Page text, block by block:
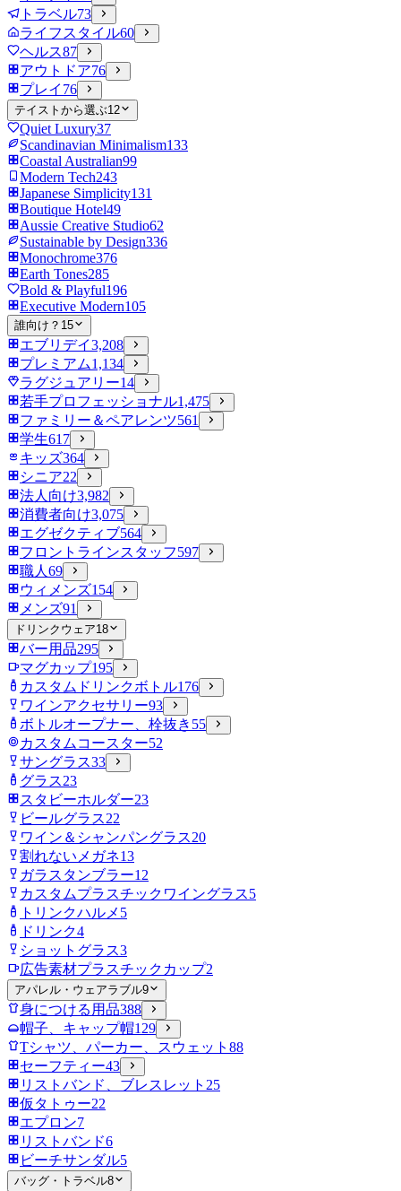
トラベル73
ライフスタイル60
ヘルス87
アウトドア76
プレイ 76
テイストから選ぶ12
Quiet Luxury37
Scandinavian Minimalism133
Coastal Australian99
Modern Tech243
Japanese Simplicity131
Boutique Hotel49
Aussie Creative Studio62
Sustainable by Design336
Monochrome376
Earth Tones285
Bold & Playful196
Executive Modern105
誰向け？ 15
エブリデイ3,208
プレミアム1,134
ラグジュアリー14
若手プロフェッショナル1,475
ファミリー＆ペアレンツ561
学生617
キッズ364
シニア22
法人向け3,982
消費者向け3,075
エグゼクティブ564
フロントラインスタッフ597
職人 69
ウィメンズ154
メンズ91
ドリンクウェア18
バー用品295
マグカップ195
カスタムドリンクボトル176
ワインアクセサリー93
ボトルオープナー、栓抜き 55
カスタムコースター52
サングラス33
グラス23
スタビーホルダー23
ビールグラス22
ワイン＆シャンパングラス20
割れないメガネ13
ガラスタンブラー12
カスタムプラスチックワイングラス5
トリンクハルメ 5
ドリンク4
ショットグラス3
広告素材プラスチックカップ2
アパレル・ウェアラブル9
身につける用品388
帽子、キャップ帽129
Tシャツ、パーカー、スウェット 88
セーフティー43
リストバンド、ブレスレット 25
仮タトゥー22
エプロン7
リストバンド6
ビーチサンダル5
バッグ・トラベル8